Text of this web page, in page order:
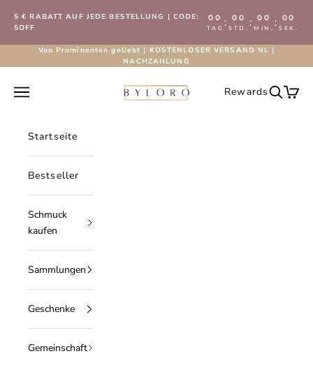
5 € RABATT AUF JEDE BESTELLUNG | CODE:
5OFF
00
TAG : 00
STD. : 00
MIN. : 00
SEK.
Von Prominenten geliebt | KOSTENLOSER VERSAND NL |
NACHZAHLUNG
Byloro.com
Navigationsmenü öffnen RewardsSuche
Startseite
Bestseller
Schmuck
kaufen
Sammlungen
Geschenke
Gemeinschaft